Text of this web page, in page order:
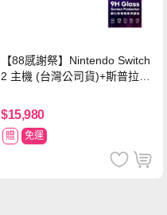
【88感謝祭】Nintendo Switch
2 主機 (台灣公司貨)+斯普拉遁
$15,980
贈 免運